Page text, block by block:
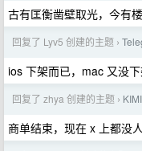
古有匡衡凿壁取光，今有
回复了 Lyv5 创建的主题 ›
ios 下架而已，mac 又没
回复了 zhya 创建的主题 ›
商单结束，现在 x 上都没